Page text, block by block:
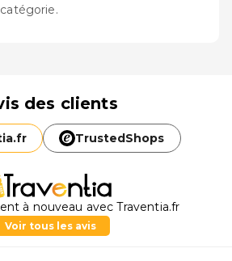
des clients
fr TrustedShops
à nouveau avec Traventia.fr
Voir tous les avis